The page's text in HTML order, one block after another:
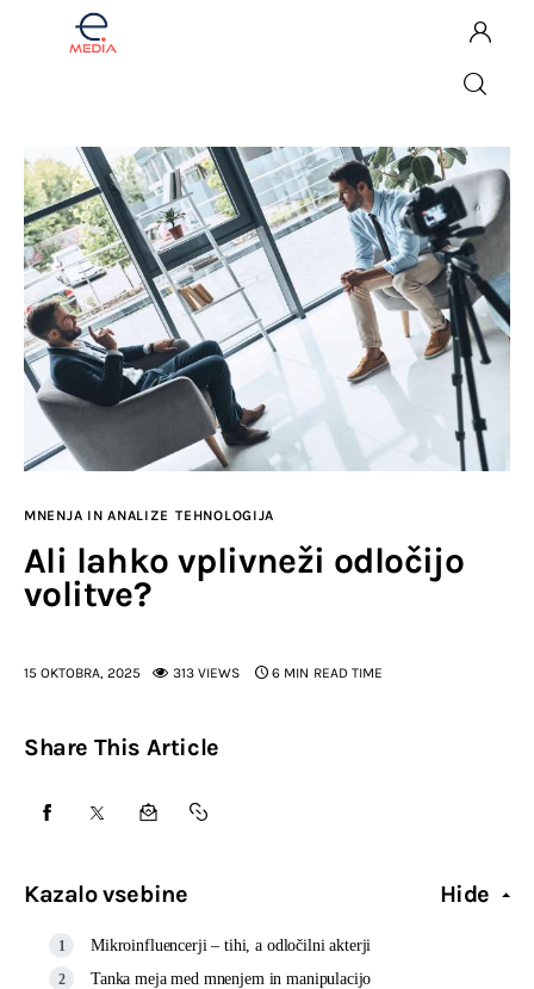
Komentar
Fintech
Investicije
Lifestyle
Zdravje
Tech
MNENJA IN ANALIZE TEHNOLOGIJA
Ali lahko vplivneži odločijo
volitve?
15 OKTOBRA, 2025 313 VIEWS 6 MIN READ TIME
Share This Article
Kazalo vsebine Hide
Mikroinfluencerji – tihi, a odločilni akterji
Tanka meja med mnenjem in manipulacijo